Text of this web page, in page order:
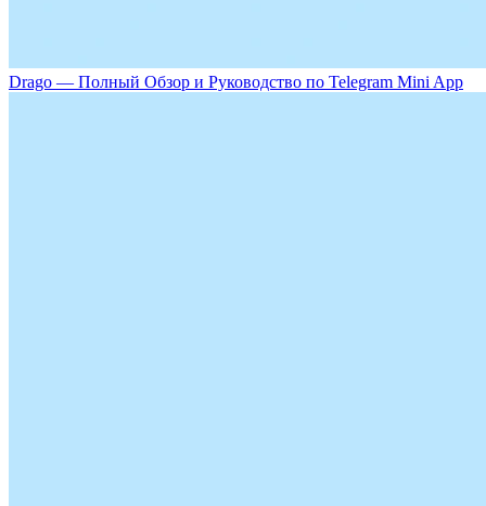
Drago — Полный Обзор и Руководство по Telegram Mini App